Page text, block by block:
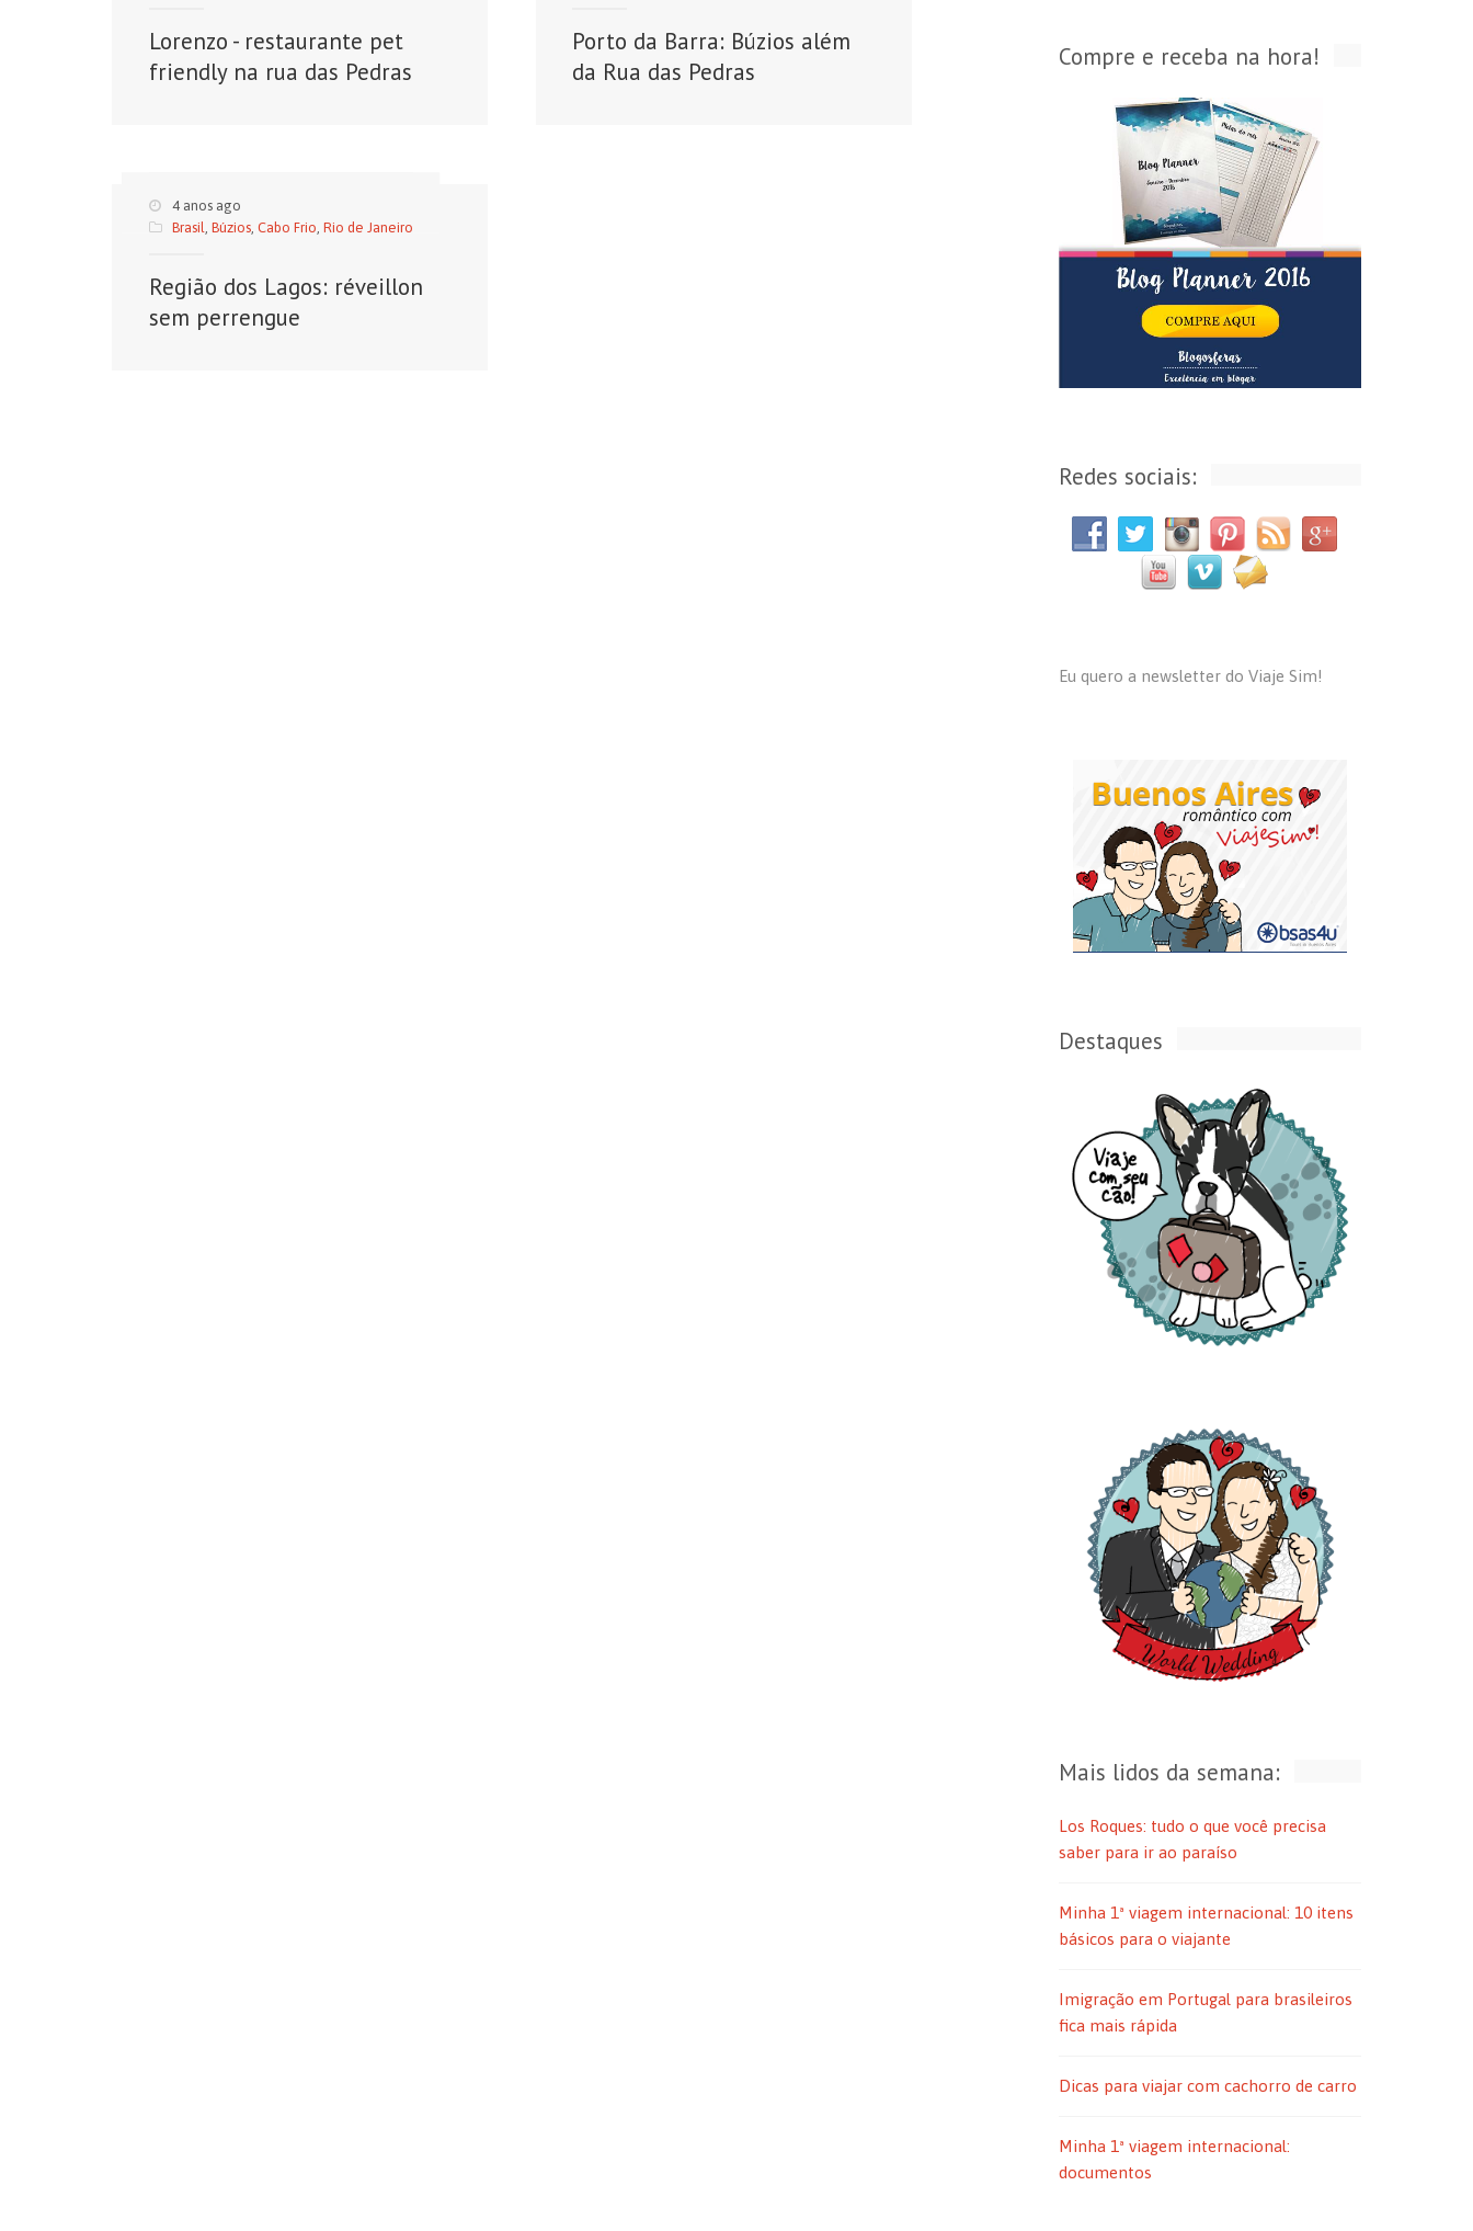
Lorenzo - restaurante pet
friendly na rua das Pedras
Porto da Barra: Búzios além
da Rua das Pedras
4 anos ago
Brasil
Búzios, Cabo Frio Rio de Janeiro
Região dos Lagos: réveillon
sem perrengue
Compre e receba na hora!
Redes sociais:
Eu quero a newsletter do Viaje Sim!
Destaques
Mais lidos da semana:
Los Roques: tudo o que você precisa
saber para ir ao paraíso
Minha 1ª viagem internacional: 10 itens
básicos para o viajante
Imigração em Portugal para brasileiros
fica mais rápida
Dicas para viajar com cachorro de carro
Minha 1ª viagem internacional:
documentos